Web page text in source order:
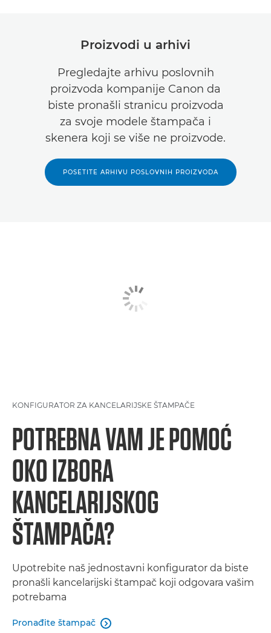
Proizvodi u arhivi
Pregledajte arhivu poslovnih
proizvoda kompanije Canon da
biste pronašli stranicu proizvoda
za svoje modele štampača i
skenera koji se više ne proizvode.
POSETITE ARHIVU POSLOVNIH PROIZVODA
KONFIGURATOR ZA KANCELARIJSKE ŠTAMPAČE
POTREBNA VAM JE POMOĆ
OKO IZBORA
KANCELARIJSKOG
ŠTAMPAČA?
Upotrebite naš jednostavni konfigurator da biste
pronašli kancelarijski štampač koji odgovara vašim
potrebama
Pronađite štampač 